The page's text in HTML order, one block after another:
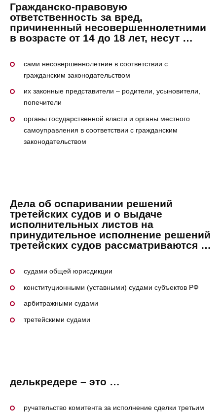
Гражданско-правовую
ответственность за вред,
причиненный несовершеннолетними
в возрасте от 14 до 18 лет, несут …
сами несовершеннолетние в соответствии с
гражданским законодательством
их законные представители – родители, усыновители,
попечители
органы государственной власти и органы местного
самоуправления в соответствии с гражданским
законодательством
Дела об оспаривании решений
третейских судов и о выдаче
исполнительных листов на
принудительное исполнение решений
третейских судов рассматриваются …
судами общей юрисдикции
конституционными (уставными) судами субъектов РФ
арбитражными судами
третейскими судами
делькредере – это …
ручательство комитента за исполнение сделки третьим